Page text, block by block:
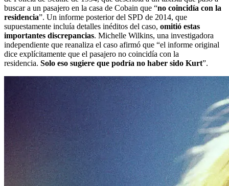
buscar a un pasajero en la casa de Cobain que “no coincidía con la
residencia”. Un informe posterior del SPD de 2014, que
supuestamente incluía detalles inéditos del caso, omitió estas
importantes discrepancias. Michelle Wilkins, una investigadora
independiente que reanaliza el caso afirmó que “el informe original
dice explícitamente que el pasajero no coincidía con la
residencia. Solo eso sugiere que podría no haber sido Kurt”.